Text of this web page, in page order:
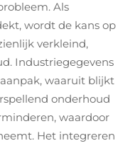
Als
wordt de kans op
verkleind,
Industriegegevens
waaruit blijkt
onderhoud
waardoor
Het integreren